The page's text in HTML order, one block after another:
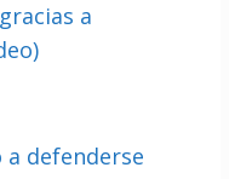
a
defenderse